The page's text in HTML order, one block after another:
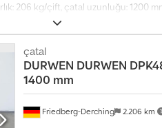
206 kg/çift, çatal uzunluğu: 1200
Friedberg-Derching 2.206 km
çatal
DURWEN DURWEN
1400 mm